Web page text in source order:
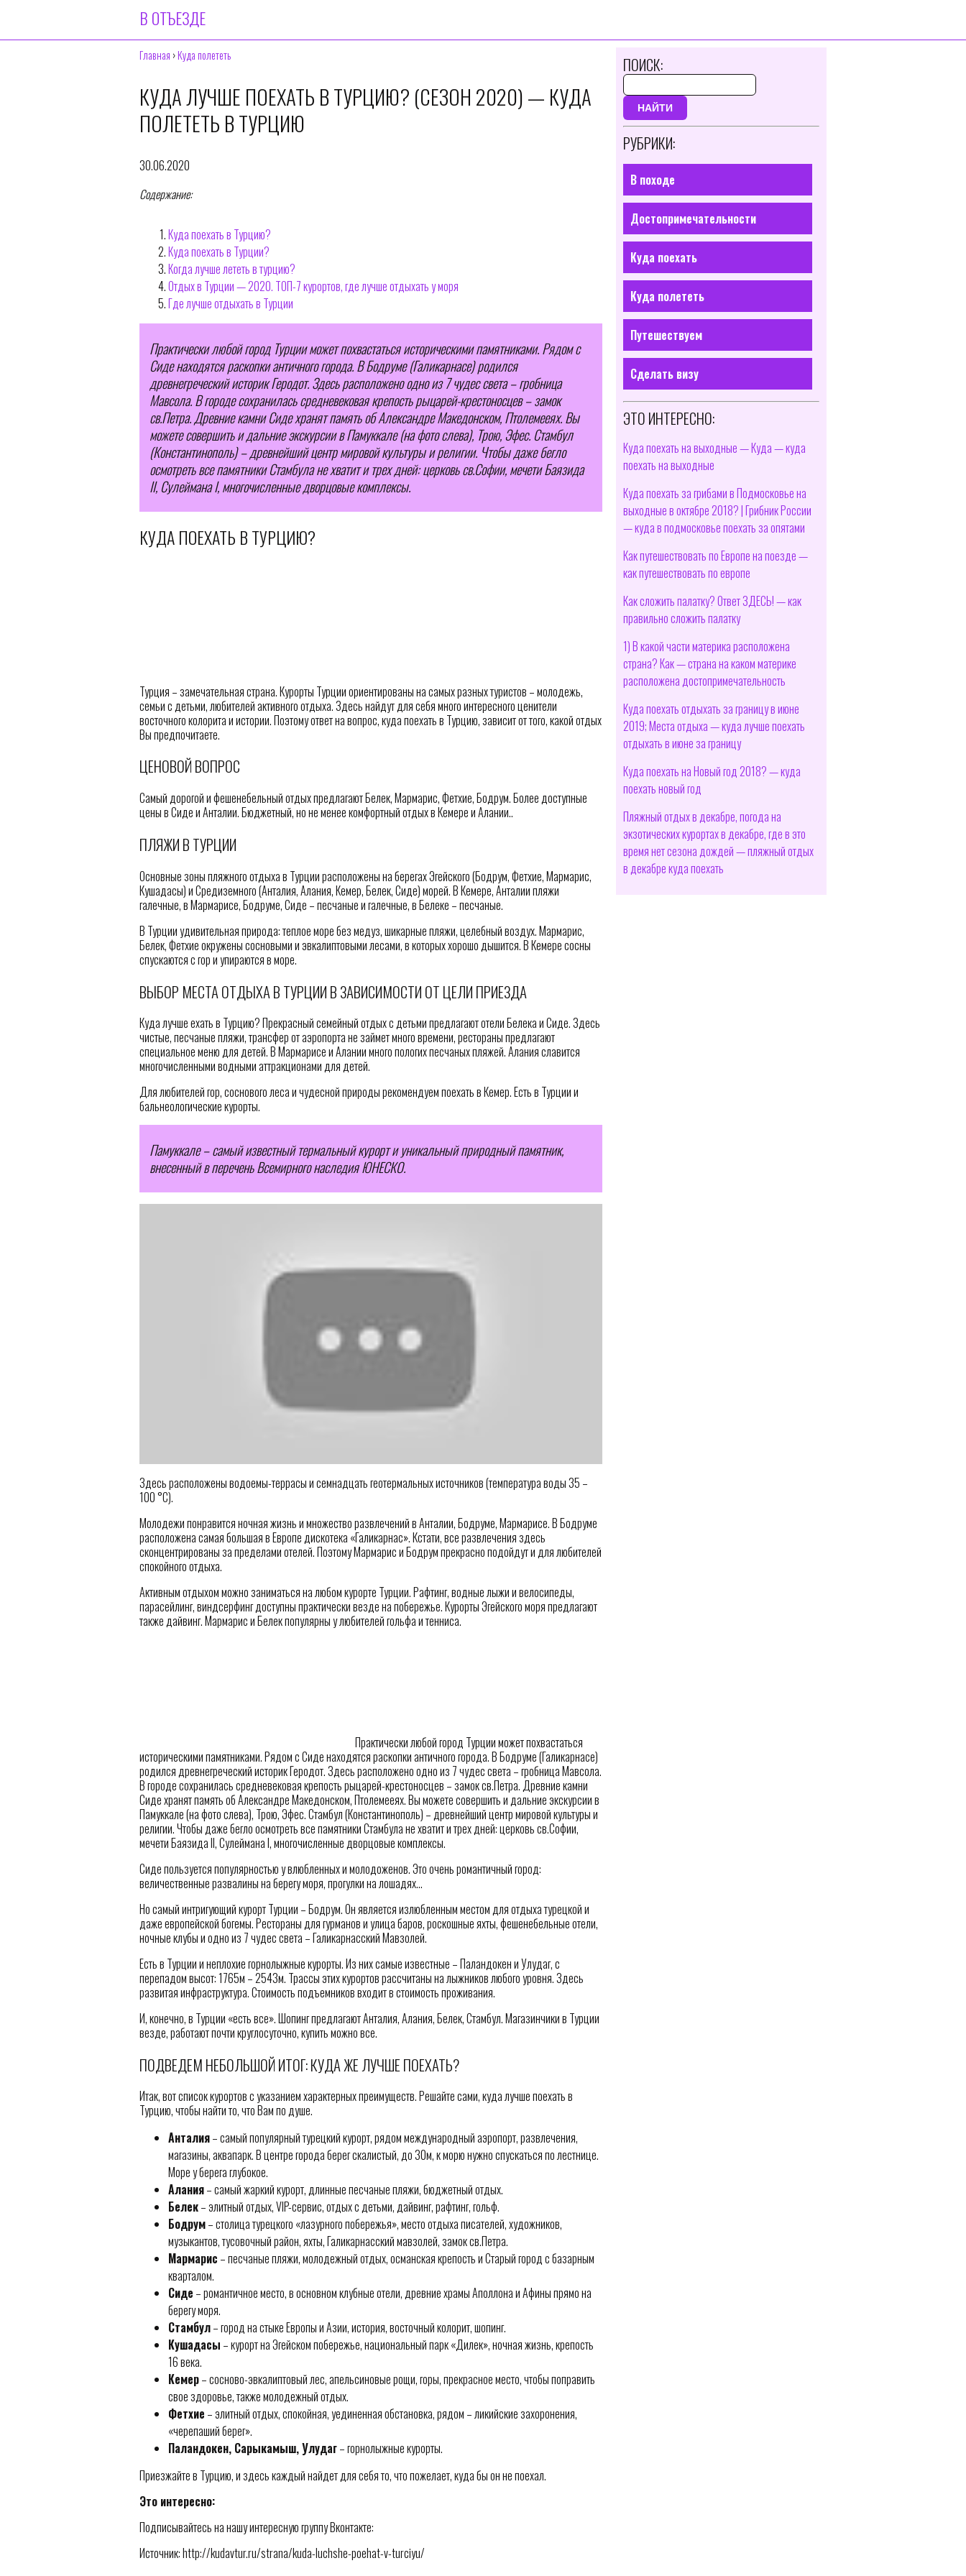
В ОТЪЕЗДЕ
Главная ›Куда полететь
КУДА ЛУЧШЕ ПОЕХАТЬ В ТУРЦИЮ? (СЕЗОН 2020) — КУДА
ПОЛЕТЕТЬ В ТУРЦИЮ
30.06.2020
Содержание:
Куда поехать в Турцию?
Куда поехать в Турции?
Когда лучше лететь в турцию?
Отдых в Турции — 2020. ТОП-7 курортов, где лучше отдыхать у моря
Где лучше отдыхать в Турции
Практически любой город Турции может похвастаться историческими памятниками. Рядом с
Сиде находятся раскопки античного города. В Бодруме (Галикарнасе) родился
древнегреческий историк Геродот. Здесь расположено одно из 7 чудес света – гробница
Мавсола. В городе сохранилась средневековая крепость рыцарей-крестоносцев – замок
св.Петра. Древние камни Сиде хранят память об Александре Македонском, Птолемееях. Вы
можете совершить и дальние экскурсии в Памуккале (на фото слева), Трою, Эфес. Стамбул
(Константинополь) – древнейший центр мировой культуры и религии. Чтобы даже бегло
осмотреть все памятники Стамбула не хватит и трех дней: церковь св.Софии, мечети Баязида
II, Сулеймана I, многочисленные дворцовые комплексы.
КУДА ПОЕХАТЬ В ТУРЦИЮ?
Турция – замечательная страна. Курорты Турции ориентированы на самых разных туристов – молодежь,
семьи с детьми, любителей активного отдыха. Здесь найдут для себя много интересного ценители
восточного колорита и истории. Поэтому ответ на вопрос, куда поехать в Турцию, зависит от того, какой отдых
Вы предпочитаете.
ЦЕНОВОЙ ВОПРОС
Самый дорогой и фешенебельный отдых предлагают Белек, Мармарис, Фетхие, Бодрум. Более доступные
цены в Сиде и Анталии. Бюджетный, но не менее комфортный отдых в Кемере и Алании..
ПЛЯЖИ В ТУРЦИИ
Основные зоны пляжного отдыха в Турции расположены на берегах Эгейского (Бодрум, Фетхие, Мармарис,
Кушадасы) и Средиземного (Анталия, Алания, Кемер, Белек, Сиде) морей. В Кемере, Анталии пляжи
галечные, в Мармарисе, Бодруме, Сиде – песчаные и галечные, в Белеке – песчаные.
В Турции удивительная природа: теплое море без медуз, шикарные пляжи, целебный воздух. Мармарис,
Белек, Фетхие окружены сосновыми и эвкалиптовыми лесами, в которых хорошо дышится. В Кемере сосны
спускаются с гор и упираются в море.
ВЫБОР МЕСТА ОТДЫХА В ТУРЦИИ В ЗАВИСИМОСТИ ОТ ЦЕЛИ ПРИЕЗДА
Куда лучше ехать в Турцию? Прекрасный семейный отдых с детьми предлагают отели Белека и Сиде. Здесь
чистые, песчаные пляжи, трансфер от аэропорта не займет много времени, рестораны предлагают
специальное меню для детей. В Мармарисе и Алании много пологих песчаных пляжей. Алания славится
многочисленными водными аттракционами для детей.
Для любителей гор, соснового леса и чудесной природы рекомендуем поехать в Кемер. Есть в Турции и
бальнеологические курорты.
Памуккале – самый известный термальный курорт и уникальный природный памятник,
внесенный в перечень Всемирного наследия ЮНЕСКО.
Здесь расположены водоемы-террасы и семнадцать геотермальных источников (температура воды 35 –
100 °C).
Молодежи понравится ночная жизнь и множество развлечений в Анталии, Бодруме, Мармарисе. В Бодруме
расположена самая большая в Европе дискотека «Галикарнас». Кстати, все развлечения здесь
сконцентрированы за пределами отелей. Поэтому Мармарис и Бодрум прекрасно подойдут и для любителей
спокойного отдыха.
Активным отдыхом можно заниматься на любом курорте Турции. Рафтинг, водные лыжи и велосипеды,
парасейлинг, виндсерфинг доступны практически везде на побережье. Курорты Эгейского моря предлагают
также дайвинг. Мармарис и Белек популярны у любителей гольфа и тенниса.
Практически любой город Турции может похвастаться
историческими памятниками. Рядом с Сиде находятся раскопки античного города. В Бодруме (Галикарнасе)
родился древнегреческий историк Геродот. Здесь расположено одно из 7 чудес света – гробница Мавсола.
В городе сохранилась средневековая крепость рыцарей-крестоносцев – замок св.Петра. Древние камни
Сиде хранят память об Александре Македонском, Птолемееях. Вы можете совершить и дальние экскурсии в
Памуккале (на фото слева), Трою, Эфес. Стамбул (Константинополь) – древнейший центр мировой культуры и
религии. Чтобы даже бегло осмотреть все памятники Стамбула не хватит и трех дней: церковь св.Софии,
мечети Баязида II, Сулеймана I, многочисленные дворцовые комплексы.
Сиде пользуется популярностью у влюбленных и молодоженов. Это очень романтичный город:
величественные развалины на берегу моря, прогулки на лошадях…
Но самый интригующий курорт Турции – Бодрум. Он является излюбленным местом для отдыха турецкой и
даже европейской богемы. Рестораны для гурманов и улица баров, роскошные яхты, фешенебельные отели,
ночные клубы и одно из 7 чудес света – Галикарнасский Мавзолей.
Есть в Турции и неплохие горнолыжные курорты. Из них самые известные – Паландокен и Улудаг, с
перепадом высот: 1765м – 2543м. Трассы этих курортов рассчитаны на лыжников любого уровня. Здесь
развитая инфраструктура. Стоимость подъемников входит в стоимость проживания.
И, конечно, в Турции «есть все». Шопинг предлагают Анталия, Алания, Белек, Стамбул. Магазинчики в Турции
везде, работают почти круглосуточно, купить можно все.
ПОДВЕДЕМ НЕБОЛЬШОЙ ИТОГ: КУДА ЖЕ ЛУЧШЕ ПОЕХАТЬ?
Итак, вот список курортов с указанием характерных преимуществ. Решайте сами, куда лучше поехать в
Турцию, чтобы найти то, что Вам по душе.
Анталия– самый популярный турецкий курорт, рядом международный аэропорт, развлечения,
магазины, аквапарк. В центре города берег скалистый, до 30м, к морю нужно спускаться по лестнице.
Море у берега глубокое.
Алания– самый жаркий курорт, длинные песчаные пляжи, бюджетный отдых.
Белек– элитный отдых, VIP-сервис, отдых с детьми, дайвинг, рафтинг, гольф.
Бодрум– столица турецкого «лазурного побережья», место отдыха писателей, художников,
музыкантов, тусовочный район, яхты, Галикарнасский мавзолей, замок св.Петра.
Мармарис – песчаные пляжи, молодежный отдых, османская крепость и Старый город с базарным
кварталом.
Сиде – романтичное место, в основном клубные отели, древние храмы Аполлона и Афины прямо на
берегу моря.
Стамбул– город на стыке Европы и Азии, история, восточный колорит, шопинг.
Кушадасы – курорт на Эгейском побережье, национальный парк «Дилек», ночная жизнь, крепость
16 века.
Кемер– сосново-эвкалиптовый лес, апельсиновые рощи, горы, прекрасное место, чтобы поправить
свое здоровье, также молодежный отдых.
Фетхие – элитный отдых, спокойная, уединенная обстановка, рядом – ликийские захоронения,
«черепаший берег».
Паландокен, Сарыкамыш, Улудаг– горнолыжные курорты.
Приезжайте в Турцию, и здесь каждый найдет для себя то, что пожелает, куда бы он не поехал.
Это интересно:
Подписывайтесь на нашу интересную группу Вконтакте:
Источник: http://kudavtur.ru/strana/kuda-luchshe-poehat-v-turciyu/
ПОИСК:
НАЙТИ
РУБРИКИ:
В походе
Достопримечательности
Куда поехать
Куда полететь
Путешествуем
Сделать визу
ЭТО ИНТЕРЕСНО:
Куда поехать на выходные — Куда — куда
поехать на выходные
Куда поехать за грибами в Подмосковье на
выходные в октябре 2018? | Грибник России
— куда в подмосковье поехать за опятами
Как путешествовать по Европе на поезде —
как путешествовать по европе
Как сложить палатку? Ответ ЗДЕСЬ! — как
правильно сложить палатку
1) В какой части материка расположена
страна? Как — страна на каком материке
расположена достопримечательность
Куда поехать отдыхать за границу в июне
2019; Места отдыха — куда лучше поехать
отдыхать в июне за границу
Куда поехать на Новый год 2018? — куда
поехать новый год
Пляжный отдых в декабре, погода на
экзотических курортах в декабре, где в это
время нет сезона дождей — пляжный отдых
в декабре куда поехать